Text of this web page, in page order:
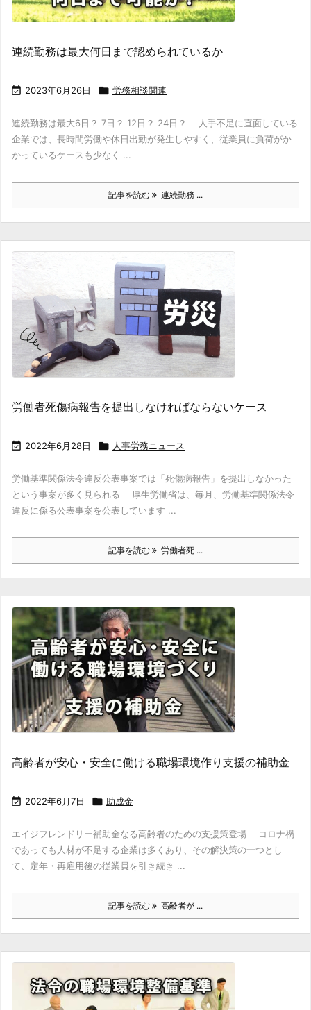
連続勤務は最大何日まで認められているか
 2023年6月26日  労務相談関連
連続勤務は最大6日？ 7日？ 12日？ 24日？ 人手不足に直面している
企業では、長時間労働や休日出勤が発生しやすく、従業員に負荷がか
かっているケースも少なく ...
記事を読む 連続勤務 ...
労働者死傷病報告を提出しなければならないケース
 2022年6月28日  人事労務ニュース
労働基準関係法令違反公表事案では「死傷病報告」を提出しなかった
という事案が多く見られる 厚生労働省は、毎月、労働基準関係法令
違反に係る公表事案を公表しています ...
記事を読む 労働者死 ...
高齢者が安心・安全に働ける職場環境作り支援の補助金
 2022年6月7日  助成金
エイジフレンドリー補助金なる高齢者のための支援策登場 コロナ禍
であっても人材が不足する企業は多くあり、その解決策の一つとし
て、定年・再雇用後の従業員を引き続き ...
記事を読む 高齢者が ...